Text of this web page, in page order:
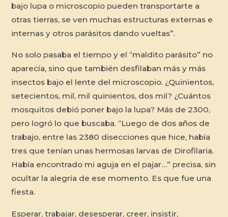
bajo lupa o microscopio pueden transportarte a
otras tierras, se ven muchas estructuras externas e
internas y otros parásitos dando vueltas”.
No solo pasaba el tiempo y el “maldito parásito” no
aparecía, sino que también desfilaban más y más
insectos bajo el lente del microscopio. ¿Quinientos,
setecientos, mil, mil quinientos, dos mil? ¿Cuántos
mosquitos debió poner bajo la lupa? Más de 2300,
pero logró lo que buscaba. “Luego de dos años de
trabajo, entre las 2380 disecciones que hice, había
tres que tenían unas hermosas larvas de Dirofilaria.
Había encontrado mi aguja en el pajar…” precisa, sin
ocultar la alegría de ese momento. Es que fue una
fiesta.
Esperar, trabajar, desesperar, creer, insistir,